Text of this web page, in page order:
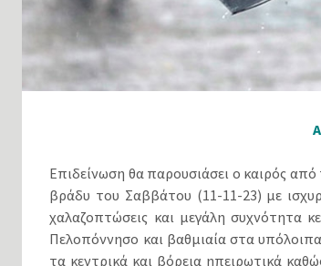
Επιδείνωση θα παρουσιάσει ο καιρός
βράδυ του Σαββάτου (11-11-23) με
χαλαζοπτώσεις και μεγάλη συχνότητα
Πελοπόννησο και βαθμιαία στα
τα κεντρικά και βόρεια ηπειρωτικά